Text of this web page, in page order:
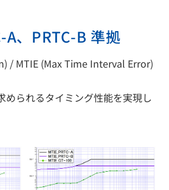
、PRTC-B 準拠
/ MTIE (Max Time Interval Error)
められるタイミング性能を実現し